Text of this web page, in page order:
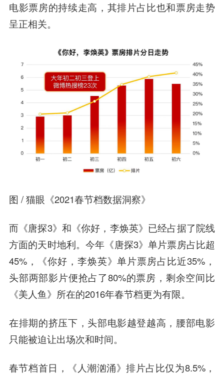
电影票房的持续走高，其排片占比也和票房走势
呈正相关。
图 / 猫眼《2021春节档数据洞察》
而《唐探3》和《你好，李焕英》已经占据了院线
方面的天时地利。今年《唐探3》单片票房占比超
45%，《你好，李焕英》单片票房占比近35%，
头部两部影片便抢占了80%的票房，剩余空间比
《美人鱼》所在的2016年春节档更为有限。
在排期的挤压下，头部电影越登越高，腰部电影
只能被迫让出场次和时间。
春节档首日，《人潮汹涌》排片占比仅为8.5%，